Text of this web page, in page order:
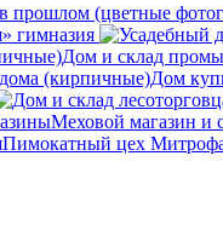
прошлом (цветные
гимназия
Дом и склад
(кирпичные)Дом
Меховой магазин
Пимокатный цех